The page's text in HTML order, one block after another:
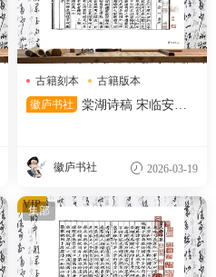
古籍刻本
古籍版本
宋代文献
徽庐书社
棠湖诗稿 宋临安府
徽庐书社 2026-03-19
集部
VIP